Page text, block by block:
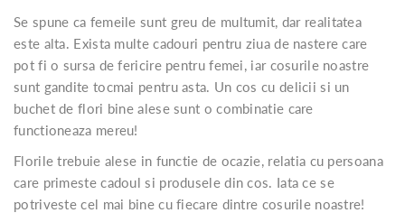
Se spune ca femeile sunt greu de multumit, dar realitatea
este alta. Exista multe cadouri pentru ziua de nastere care
pot fi o sursa de fericire pentru femei, iar cosurile noastre
sunt gandite tocmai pentru asta. Un cos cu delicii si un
buchet de flori bine alese sunt o combinatie care
functioneaza mereu!
Florile trebuie alese in functie de ocazie, relatia cu persoana
care primeste cadoul si produsele din cos. Iata ce se
potriveste cel mai bine cu fiecare dintre cosurile noastre!